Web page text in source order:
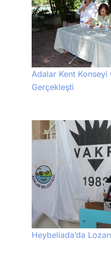
Adalar Kent Konseyi
Gerçekleşti
Heybeliada’da